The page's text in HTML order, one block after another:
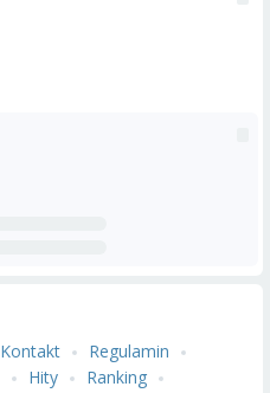
Kontakt
Regulamin
Hity
Ranking